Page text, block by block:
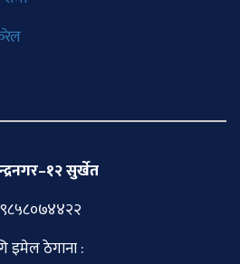
सुर्खेत
इमेल ठेगाना :